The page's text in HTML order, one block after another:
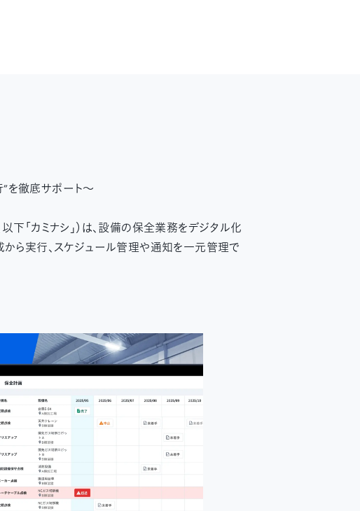
を徹底サポート〜
「カミナシ」）は、設備の保全業務をデジタル化
から実行、スケジュール管理や通知を一元管理で